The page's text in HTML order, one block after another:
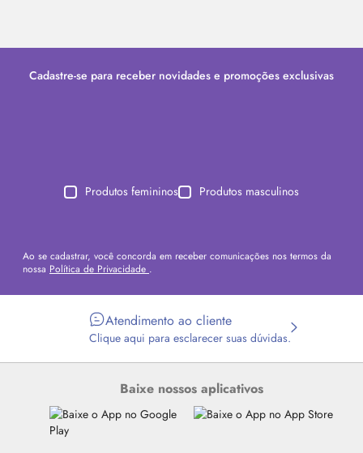
Cadastre-se para receber novidades e promoções exclusivas
Produtos femininos Produtos masculinos
Ao se cadastrar, você concorda em receber comunicações nos termos da
nossa Política de Privacidade .
Atendimento ao cliente
Clique aqui para esclarecer suas dúvidas.
Baixe nossos aplicativos